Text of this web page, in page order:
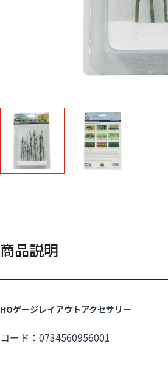
商品説明
HOゲージレイアウトアクセサリー
コード：0734560956001